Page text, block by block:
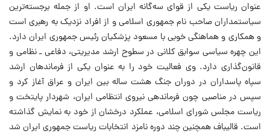
عنوان ریاست یکی از قوای سه‌گانه ایران است. او از جمله برجسته‌ترین
سیاستمداران صاحب نام جمهوری اسلامی و از افراد نزدیک به رهبری است
و همکاری و هماهنگی خوبی با مسعود پزشکیان رئیس جمهوری ایران دارد.
این چهره سیاسی سوابق کلانی در سطوح ارشد مدیریتی، دفاعی ـ نظامی و
قانون‌گذاری دارد. وی فعالیت خود را به عنوان یکی از فرماندهان ارشد
سپاه پاسداران در دوران جنگ هشت ساله بین ایران و عراق آغاز کرد و
سپس در مناصبی چون فرماندهی نیروی انتظامی ایران، شهردار پایتخت و
ریاست مجلس شورای اسلامی، عملکرد درخشان از خود به نمایش گذاشته
است. قالیباف همچنین چند دوره نامزد انتخابات ریاست جمهوری ایران شد